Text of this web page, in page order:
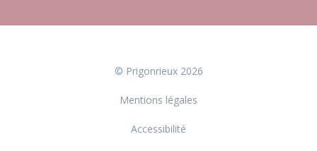
© Prigonrieux 2026
Mentions légales
Accessibilité